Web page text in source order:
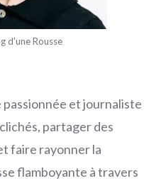
d'une Rousse
passionnée et journaliste
partager des
faire rayonner la
flamboyante à travers